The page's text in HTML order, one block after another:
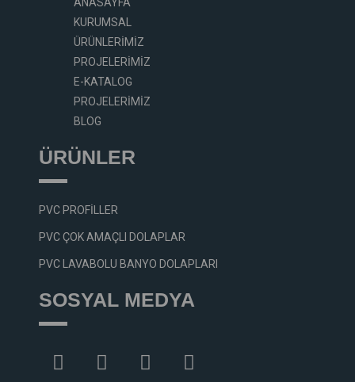
ANASAYFA
KURUMSAL
ÜRÜNLERIMIZ
PROJELERIMIZ
E-KATALOG
PROJELERIMIZ
BLOG
ÜRÜNLER
PVC PROFILLER
PVC ÇOK AMAÇLI DOLAPLAR
PVC LAVABOLU BANYO DOLAPLARI
SOSYAL MEDYA